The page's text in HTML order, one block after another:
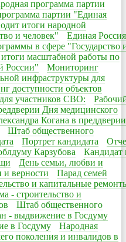
программа партии
партии "Единая
итоги народной
и человек"
Единая Россия
в сфере "Государство
масштабной работы по
России"
Мониторинг
инфраструктуры для
доступности объектов
участников СВО:
Дня медицинского
Когана в преддверии
Штаб общественного
Портрет кандидата
Карзубова
Кандидат
День семьи, любви и
верности
Парад семей
и капитальные
- строительство и
Штаб общественного
- выдвижение в Госдуму
в Госдуму
Народная
поколения и инвалидов в